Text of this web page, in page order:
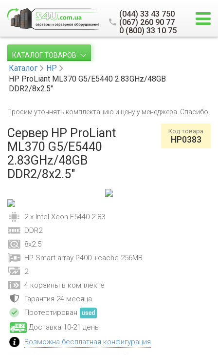
(044) 33 43 750
(067) 260 90 77
0 (800) 33 10 75
КАТАЛОГ ТОВАРОВ
Каталог
HP
HP ProLiant ML370 G5/E5440 2.83GHz/48GB
DDR2/8x2.5"
Просим уточнять комплектацию и цену у менеджера. Спасибо
Сервер HP ProLiant
ML370 G5/E5440
2.83GHz/48GB
DDR2/8x2.5"
Код товара
HP0383
2 x Intel Xeon E5440 2.83
DDR2
8x2.5'
HP Smart array P400 +cache 256MB
2
4 корзины в комплекте
Гарантия 24 месяца
Протестирован
Доставка 10-21 день
Возможна бесплатная конфигурация